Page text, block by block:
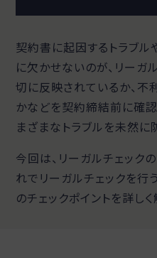
契約書に起因するトラブル
に欠かせないのが、リーガ
切に反映されているか、
かなどを契約締結前に確認
まざまなトラブルを未然に
今回は、リーガルチェック
れでリーガルチェックを行
のチェックポイントを詳しく